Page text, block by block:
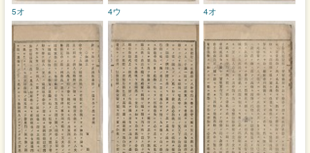
4オ
4ウ
5オ